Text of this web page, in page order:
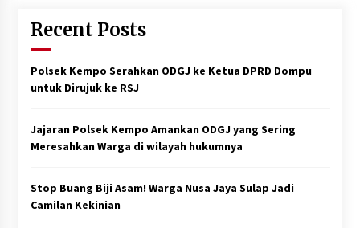
Recent Posts
Polsek Kempo Serahkan ODGJ ke Ketua DPRD Dompu
untuk Dirujuk ke RSJ
Jajaran Polsek Kempo Amankan ODGJ yang Sering
Meresahkan Warga di wilayah hukumnya
Stop Buang Biji Asam! Warga Nusa Jaya Sulap Jadi
Camilan Kekinian